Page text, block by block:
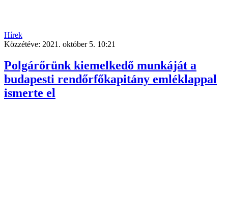
Hírek
Közzétéve: 2021. október 5. 10:21
Polgárőrünk kiemelkedő munkáját a
budapesti rendőrfőkapitány emléklappal
ismerte el